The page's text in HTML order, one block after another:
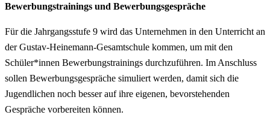
Bewerbungstrainings und Bewerbungsgespräche
Für die Jahrgangsstufe 9 wird das Unternehmen in den Unterricht an
der Gustav-Heinemann-Gesamtschule kommen, um mit den
Schüler*innen Bewerbungstrainings durchzuführen. Im Anschluss
sollen Bewerbungsgespräche simuliert werden, damit sich die
Jugendlichen noch besser auf ihre eigenen, bevorstehenden
Gespräche vorbereiten können.